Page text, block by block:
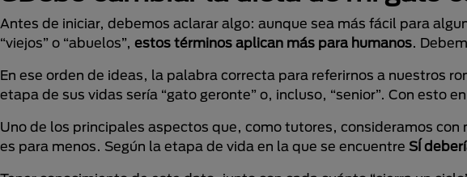
Antes de iniciar, debemos aclarar algo: aunque sea más fácil para
“viejos” o “abuelos”, estos términos aplican más para humanos.
En ese orden de ideas, la palabra correcta para referirnos a nuestros
etapa de sus vidas sería “gato geronte” o, incluso, “senior”. Con esto
Uno de los principales aspectos que, como tutores, consideramos
es para menos. Según la etapa de vida en la que se encuentre SÍ